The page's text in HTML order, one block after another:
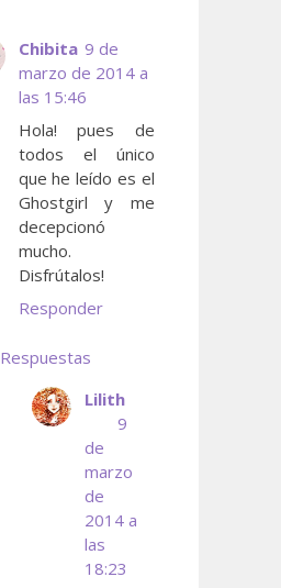
Chibita 9 de
marzo de 2014 a
las 15:46
Hola! pues de
todos el único
que he leído es el
Ghostgirl y me
decepcionó
mucho.
Disfrútalos!
Responder
Respuestas
Lilith
9
de
marzo
de
2014 a
las
18:23